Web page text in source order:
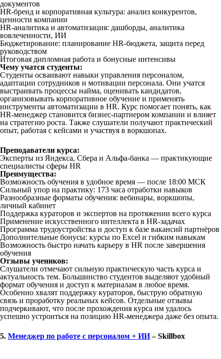
документов
HR-бренд и корпоративная культура: анализ конкурентов,
ценности компании
HR-аналитика и автоматизация: дашборды, аналитика
вовлеченности, ИИ
Бюджетирование: планирование HR-бюджета, защита перед
руководством
Итоговая дипломная работа и бонусные интенсивы
Чему учатся студенты:
Студенты осваивают навыки управления персоналом,
адаптации сотрудников и мотивации персонала. Они учатся
выстраивать процессы найма, оценивать кандидатов,
организовывать корпоративное обучение и применять
инструменты автоматизации в HR. Курс помогает понять, как
HR-менеджер становится бизнес-партнером компании и влияет
на стратегию роста. Также слушатели получают практический
опыт, работая с кейсами и участвуя в воркшопах.
Преподаватели курса:
Эксперты из Яндекса, Сбера и Альфа-банка — практикующие
специалисты сферы HR
Преимущества:
Возможность обучения в удобное время — после 18:00 МСК
Сильный упор на практику: 173 часа отработки навыков
Разнообразные форматы обучения: вебинары, воркшопы,
личный кабинет
Поддержка кураторов и экспертов на протяжении всего курса
Применение искусственного интеллекта в HR-задачах
Программа трудоустройства и доступ к базе вакансий партнёров
Дополнительные бонусы: курсы по Excel и гибким навыкам
Возможность быстро начать карьеру в HR после завершения
обучения
Отзывы учеников:
Слушатели отмечают сильную практическую часть курса и
актуальность тем. Большинство студентов выделяют удобный
формат обучения и доступ к материалам в любое время.
Особенно хвалят поддержку кураторов, быструю обратную
связь и проработку реальных кейсов. Отдельные отзывы
подчеркивают, что после прохождения курса им удалось
успешно устроиться на позицию HR-менеджера даже без опыта.
5. Менеджер по работе с персоналом + ИИ– Skillbox